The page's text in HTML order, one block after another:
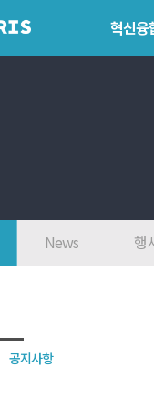
혁신융
오시는 길
News 행
공지사항